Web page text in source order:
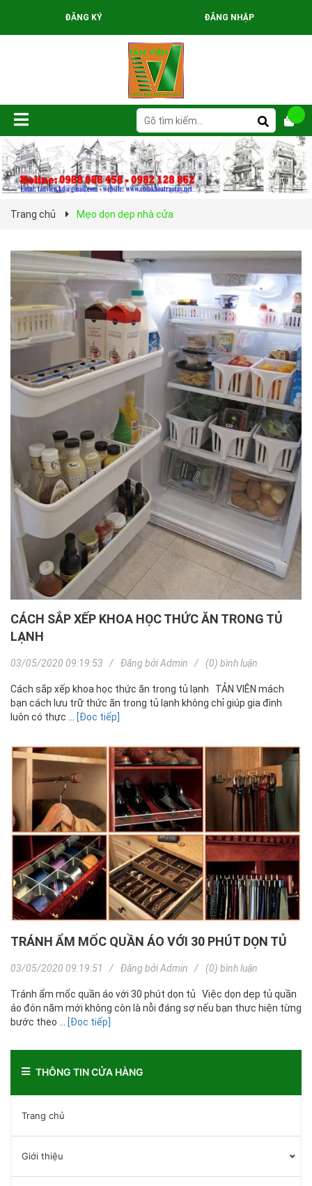
ĐĂNG KÝ ĐĂNG NHẬP
Trang chủ Mẹo dọn dẹp nhà cửa
THÔNG TIN CỬA HÀNG
Trang chủ
Giới thiệu
CÁCH SẮP XẾP KHOA HỌC THỨC ĂN TRONG TỦ
LẠNH
03/05/2020 09:19:53 Đăng bởiAdmin (0) bình luận
Cách sắp xếp khoa học thức ăn trong tủ lạnh TẢN VIÊN mách
bạn cách lưu trữ thức ăn trong tủ lạnh không chỉ giúp gia đình
luôn có thực ...
[Đọc tiếp]
TRÁNH ẨM MỐC QUẦN ÁO VỚI 30 PHÚT DỌN TỦ
03/05/2020 09:19:51 Đăng bởiAdmin (0) bình luận
Tránh ẩm mốc quần áo với 30 phút dọn tủ Việc dọn dẹp tủ quần
áo đón năm mới không còn là nỗi đáng sợ nếu bạn thực hiện từng
bước theo ... [Đọc tiếp]